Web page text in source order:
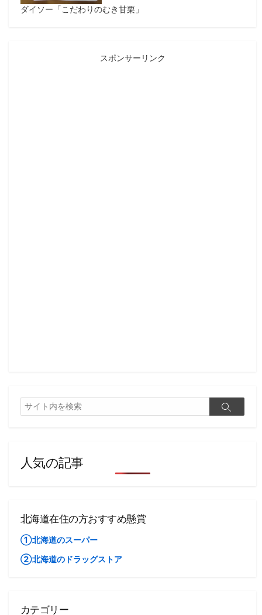
ダイソー「こだわりのむき甘栗」
スポンサーリンク
検
索
検
人気の記事
北海道在住の方おすすめ懸賞
①北海道のスーパー
②北海道のドラッグストア
カテゴリー